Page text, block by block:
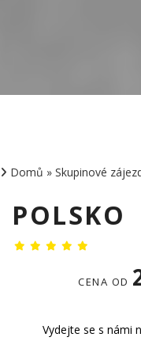
Domů » Skupinové
POLSKO
CENA OD
Vydejte se s námi